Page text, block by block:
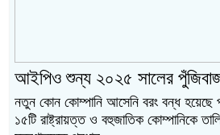
আইপিও শুন্য ২০২৫ সালের
নতুন কোন কোম্পানি আসেনি বরং বন্ধ হয়েছে
১৫টি রাষ্ট্রায়ত্ত ও বহুজাতিক কোম্পানিকে